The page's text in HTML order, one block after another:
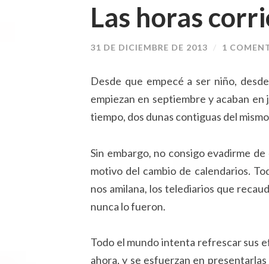
Las horas
31 DE DICIEMBRE DE 2013 / 1
Desde que empecé a ser niño,
empiezan en septiembre y acaban
tiempo, dos dunas contiguas del
Sin embargo, no consigo evadirme
motivo del cambio de calendarios.
nos amilana, los telediarios que
nunca lo fueron.
Todo el mundo intenta refrescar sus
ahora, y se esfuerzan en